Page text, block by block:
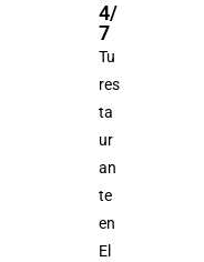
4/
7
Tu
res
ta
ur
an
te
en
El